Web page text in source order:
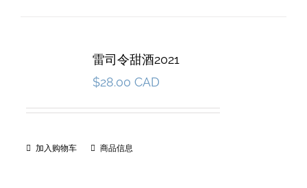
雷司令甜酒2021
$28.00 CAD
加入购物车 商品信息